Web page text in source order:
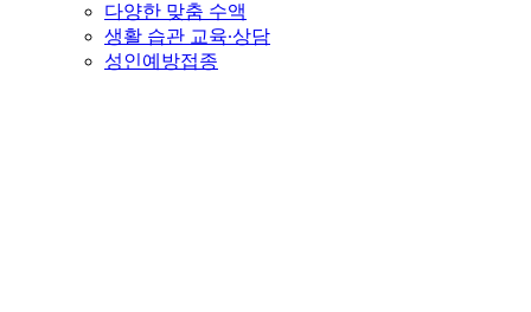
다양한 맞춤 수액
생활 습관 교육∙상담
성인예방접종